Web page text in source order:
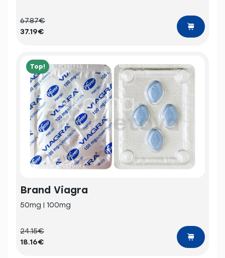
67.87€
37.19€
Top!
Brand Viagra
50mg | 100mg
24.15€
18.16€